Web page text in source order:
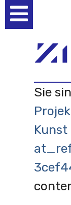
Sie
Kunst